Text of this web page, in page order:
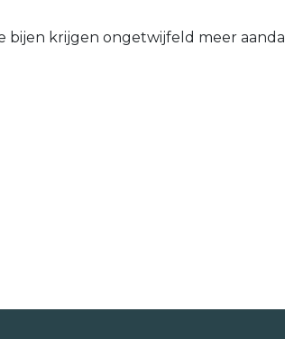
bijen krijgen ongetwijfeld meer